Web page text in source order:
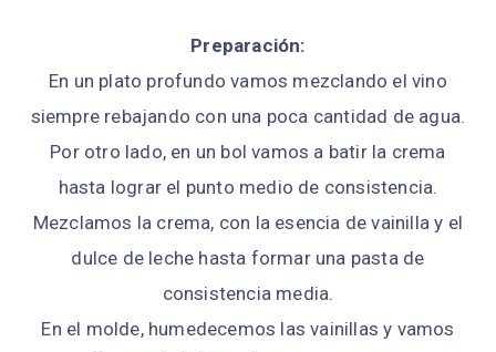
Preparación:
En un plato profundo vamos mezclando el vino
siempre rebajando con una poca cantidad de agua.
Por otro lado, en un bol vamos a batir la crema
hasta lograr el punto medio de consistencia.
Mezclamos la crema, con la esencia de vainilla y el
dulce de leche hasta formar una pasta de
consistencia media.
En el molde, humedecemos las vainillas y vamos